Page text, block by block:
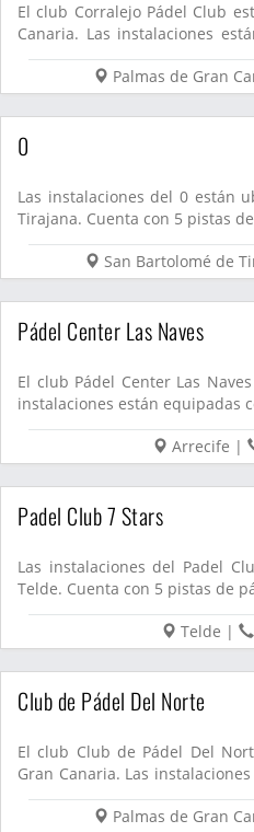
El club Corralejo Pádel Club
Canaria. Las instalaciones
pá...
Palmas de Gran
0
Las instalaciones del 0 están
Tirajana. Cuenta con 5 pistas
San Bartolomé de
Pádel Center Las Naves
El club Pádel Center Las
instalaciones están equipadas
Arrecife |
Padel Club 7 Stars
Las instalaciones del Padel
Telde. Cuenta con 5 pistas de
Telde |
Club de Pádel Del Norte
El club Club de Pádel Del
Gran Canaria. Las
de ...
Palmas de Gran